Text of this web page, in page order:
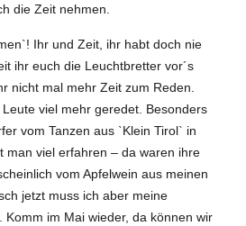
die Zeit nehmen.
Ihr und Zeit, ihr habt doch nie
ihr euch die Leuchtbretter vor´s
nicht mal mehr Zeit zum Reden.
viel mehr geredet. Besonders
vom Tanzen aus `Klein Tirol` in
man viel erfahren – da waren ihre
vom Apfelwein aus meinen
jetzt muss ich aber meine
Komm im Mai wieder, da können wir